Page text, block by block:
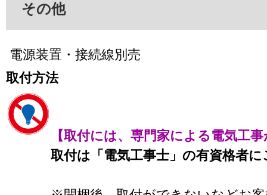
その他
電源装置・接続線別売
取付方法
【取付には、専門家による電気工
取付は「電気工事士」の有資格者